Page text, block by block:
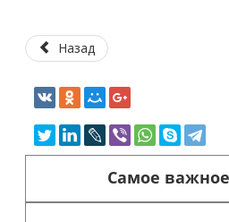
Назад
Самое